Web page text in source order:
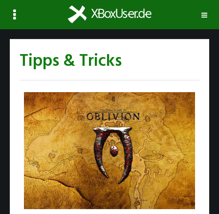
Tipps & Tricks